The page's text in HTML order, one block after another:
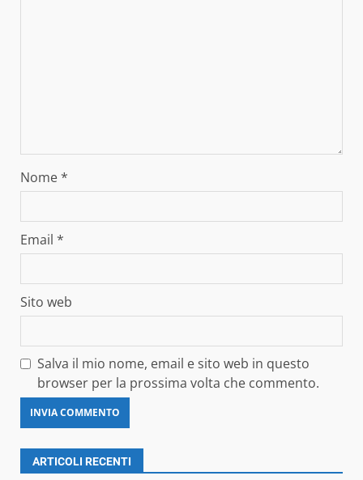
Nome*
Email *
Sito web
Salva il mio nome, email e sito web in questo
browser per la prossima volta che commento.
ARTICOLI RECENTI